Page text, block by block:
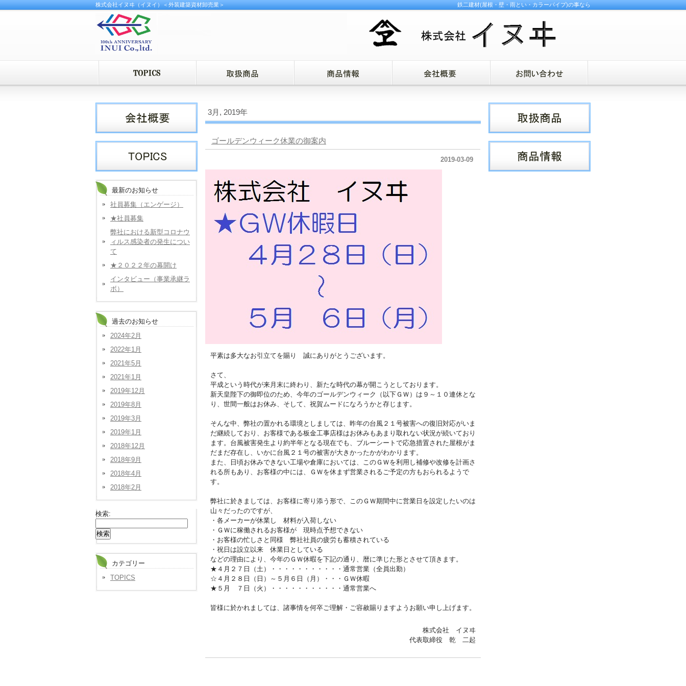
株式会社イヌヰ（イヌイ）＜外装建築資材卸売業＞ 鉄二建材(屋根・壁・雨とい・カラーパイプ)の事なら
3月, 2019年
ゴールデンウィーク休業の御案内
2019-03-09
平素は多大なお引立てを賜り 誠にありがとうございます。
さて、
平成という時代が来月末に終わり、新たな時代の幕が開こうとしております。
新天皇陛下の御即位のため、今年のゴールデンウィーク（以下ＧＷ）は９～１０連休とな
り、世間一般はお休み、そして、祝賀ムードになろうかと存じます。
そんな中、弊社の置かれる環境としましては、昨年の台風２１号被害への復旧対応がいま
だ継続しており、お客様である板金工事店様はお休みもあまり取れない状況が続いており
ます。台風被害発生より約半年となる現在でも、ブルーシートで応急措置された屋根がま
だまだ存在し、いかに台風２１号の被害が大きかったかがわかります。
また、日頃お休みできない工場や倉庫においては、このＧＷを利用し補修や改修を計画さ
れる所もあり、お客様の中には、ＧＷを休まず営業されるご予定の方もおられるようで
す。
弊社に於きましては、お客様に寄り添う形で、このＧＷ期間中に営業日を設定したいのは
山々だったのですが、
・各メーカーが休業し 材料が入荷しない
・ＧＷに稼働されるお客様が 現時点予想できない
・お客様の忙しさと同様 弊社社員の疲労も蓄積されている
・祝日は設立以来 休業日としている
などの理由により、今年のＧＷ休暇を下記の通り、暦に準じた形とさせて頂きます。
★４月２７日（土）・・・・・・・・・・・通常営業（全員出勤）
☆４月２８日（日）～５月６日（月）・・・ＧＷ休暇
★５月 ７日（火）・・・・・・・・・・・通常営業へ
皆様に於かれましては、諸事情を何卒ご理解・ご容赦賜りますようお願い申し上げます。
株式会社 イヌヰ
代表取締役 乾 二起
最新のお知らせ
社員募集（エンゲージ）
★社員募集
弊社における新型コロナウ
ィルス感染者の発生につい
て
★２０２２年の幕開け
インタビュー（事業承継ラ
ボ）
過去のお知らせ
2024年2月
2022年1月
2021年5月
2021年1月
2019年12月
2019年8月
2019年3月
2019年1月
2018年12月
2018年9月
2018年4月
2018年2月
検索:
カテゴリー
TOPICS